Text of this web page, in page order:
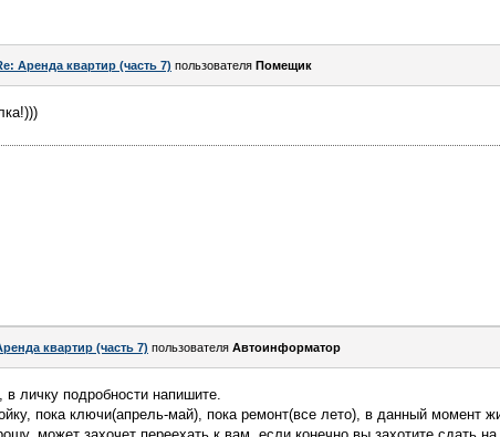
Аренда квартир (часть 7) пользователя Помещик
квартир (часть 7) пользователя Автоинформатор
в личку подробности напишите.
пока ключи(апрель-май), пока ремонт(все лето), в данный момент